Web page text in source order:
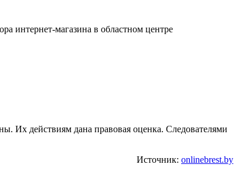
интернет-магазина в областном центре
Их действиям дана правовая оценка. Следователями
Источник: onlinebrest.by